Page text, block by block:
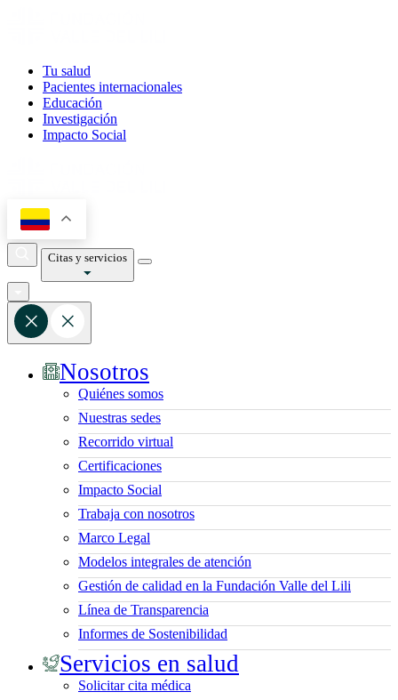
Tu salud
Pacientes internacionales
Educación
Investigación
Impacto Social
Citas y servicios
Nosotros
Quiénes somos
Nuestras sedes
Recorrido virtual
Certificaciones
Impacto Social
Trabaja con nosotros
Marco Legal
Modelos integrales de atención
Gestión de calidad en la Fundación Valle del Lili
Línea de Transparencia
Informes de Sostenibilidad
Servicios en salud
Solicitar cita médica